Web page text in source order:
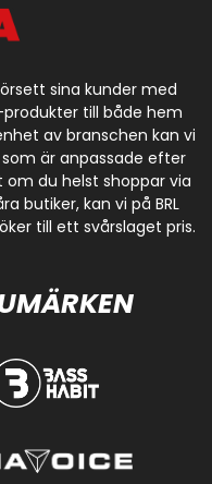
sina kunder med
till både hem
av branschen kan vi
är anpassade efter
du helst shoppar via
butiker, kan vi på BRL
till ett svårslaget pris.